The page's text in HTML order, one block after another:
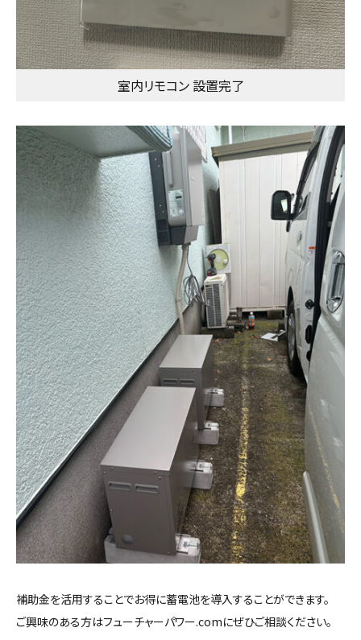
室内リモコン 設置完了
補助金を活用することでお得に蓄電池を導入することができます。
ご興味のある方はフューチャーパワー.comにぜひご相談ください。